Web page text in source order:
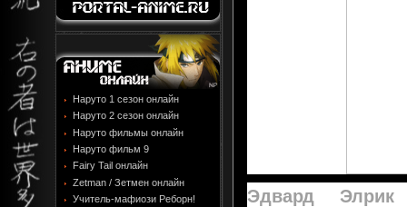
Наруто 1 сезон онлайн
Наруто 2 сезон онлайн
Наруто фильмы онлайн
Наруто фильм 9
Fairy Tail онлайн
Zetman / Зетмен онлайн
Учитель-мафиози Реборн!
Эдвард Элрик